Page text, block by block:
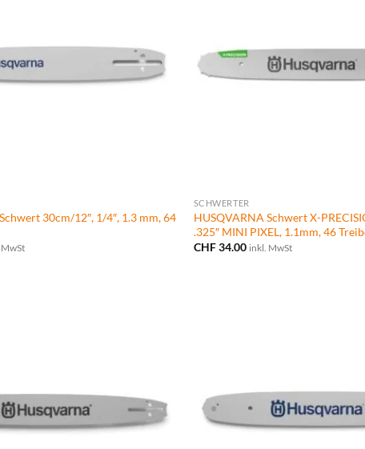
30cm/12″, 1/4″, 1.3 mm, 64
SCHWERTER
HUSQVARNA Schwert X-
.325″ MINI PIXEL, 1.1mm, 46
CHF34.00 inkl. MwSt